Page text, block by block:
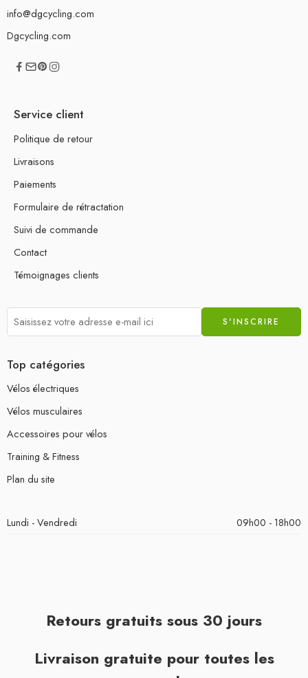
info@dgcycling.com
Dgcycling.com
Service client
Politique de retour
Livraisons
Paiements
Formulaire de rétractation
Suivi de commande
Contact
Témoignages clients
Top catégories
Vélos électriques
Vélos musculaires
Accessoires pour vélos
Training & Fitness
Plan du site
Lundi - Vendredi 09h00 - 18h00
Retours gratuits sous 30 jours
Livraison gratuite pour toutes les